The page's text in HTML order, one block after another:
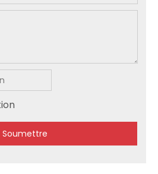
Soumettre